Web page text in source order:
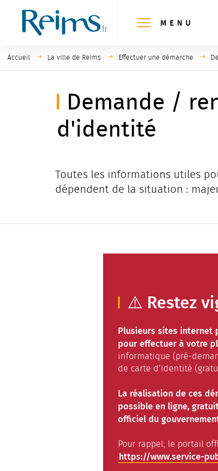
MENU
Accueil La ville de Reims Effectuer une démarche
Demande /
d'identité
Toutes les informations utiles
dépendent de la situation :
⚠️ Restez
Plusieurs sites internet
pour effectuer à votre
informatique (pré-
de carte d’identité
La réalisation de ces
possible en ligne,
officiel du
Pour rappel, le portail
https://www.service-